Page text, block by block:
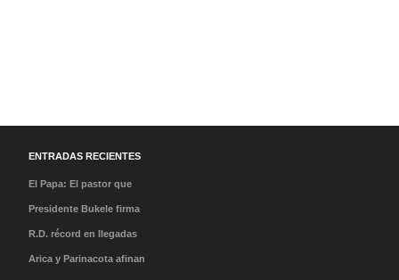
ENTRADAS RECIENTES
El Papa: El pastor que
caminó en la tormenta y
el milagro de su llegada
Presidente Bukele firma
acuerdo que abre nueva
R.D. récord en llegadas
con 7,7 millones de
Arica y Parinacota afinan